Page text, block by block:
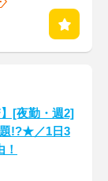
[夜勤・週2]
題!?★／1日3